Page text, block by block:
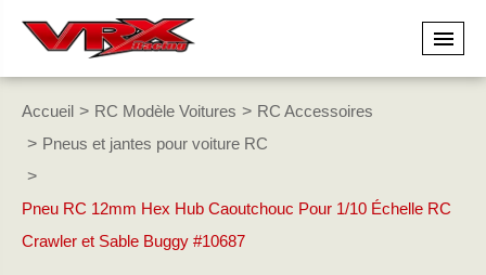
Accueil RC Modèle Voitures
RC Accessoires
Pneus et jantes pour voiture RC
Pneu RC 12mm Hex Hub Caoutchouc Pour 1/10 Échelle RC
Crawler et Sable Buggy #10687